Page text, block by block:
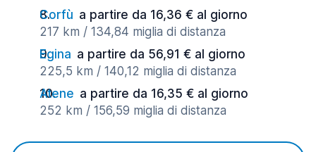
Corfù a partire da 16,36 € al giorno
217 km / 134,84 miglia di distanza
Egina a partire da 56,91 € al giorno
225,5 km / 140,12 miglia di distanza
Atene a partire da 16,35 € al giorno
252 km / 156,59 miglia di distanza